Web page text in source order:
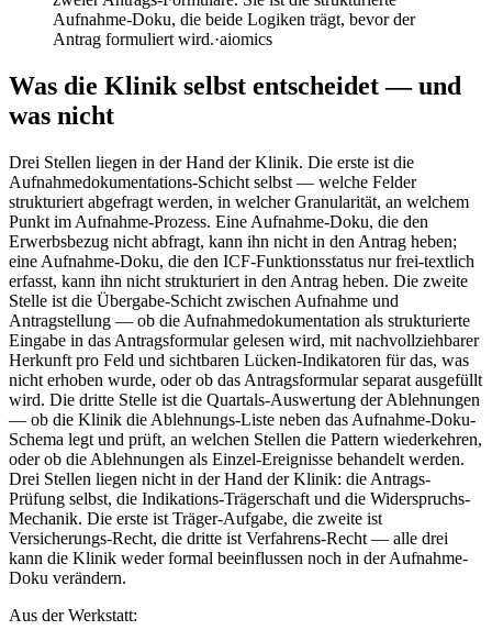
Aufnahme-Doku, die beide Logiken trägt, bevor der
Antrag formuliert wird.·aiomics
Was die Klinik selbst entscheidet — und
was nicht
Drei Stellen liegen in der Hand der Klinik. Die erste ist die
Aufnahmedokumentations-Schicht selbst — welche Felder
strukturiert abgefragt werden, in welcher Granularität, an welchem
Punkt im Aufnahme-Prozess. Eine Aufnahme-Doku, die den
Erwerbsbezug nicht abfragt, kann ihn nicht in den Antrag heben;
eine Aufnahme-Doku, die den ICF-Funktionsstatus nur frei-textlich
erfasst, kann ihn nicht strukturiert in den Antrag heben. Die zweite
Stelle ist die Übergabe-Schicht zwischen Aufnahme und
Antragstellung — ob die Aufnahmedokumentation als strukturierte
Eingabe in das Antragsformular gelesen wird, mit nachvollziehbarer
Herkunft pro Feld und sichtbaren Lücken-Indikatoren für das, was
nicht erhoben wurde, oder ob das Antragsformular separat ausgefüllt
wird. Die dritte Stelle ist die Quartals-Auswertung der Ablehnungen
— ob die Klinik die Ablehnungs-Liste neben das Aufnahme-Doku-
Schema legt und prüft, an welchen Stellen die Pattern wiederkehren,
oder ob die Ablehnungen als Einzel-Ereignisse behandelt werden.
Drei Stellen liegen nicht in der Hand der Klinik: die Antrags-
Prüfung selbst, die Indikations-Trägerschaft und die Widerspruchs-
Mechanik. Die erste ist Träger-Aufgabe, die zweite ist
Versicherungs-Recht, die dritte ist Verfahrens-Recht — alle drei
kann die Klinik weder formal beeinflussen noch in der Aufnahme-
Doku verändern.
Aus der Werkstatt: